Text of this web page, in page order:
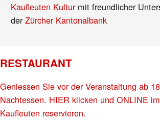
Kaufleuten Kulturmit freundlicher
derZürcher Kantonalbank
RESTAURANT
Geniessen Sie vor der Veranstaltung ab
Nachtessen. HIER klicken und ONLINE
Kaufleuten reservieren.